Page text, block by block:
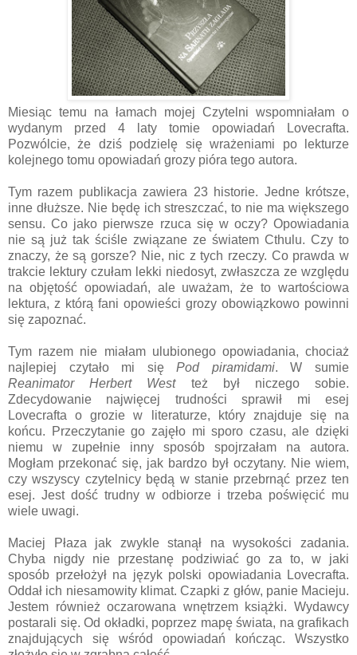
Miesiąc temu na łamach mojej Czytelni wspomniałam o
wydanym przed 4 laty tomie opowiadań Lovecrafta.
Pozwólcie, że dziś podzielę się wrażeniami po lekturze
kolejnego tomu opowiadań grozy pióra tego autora.
Tym razem publikacja zawiera 23 historie. Jedne krótsze,
inne dłuższe. Nie będę ich streszczać, to nie ma większego
sensu. Co jako pierwsze rzuca się w oczy? Opowiadania
nie są już tak ściśle związane ze światem Cthulu. Czy to
znaczy, że są gorsze? Nie, nic z tych rzeczy. Co prawda w
trakcie lektury czułam lekki niedosyt, zwłaszcza ze względu
na objętość opowiadań, ale uważam, że to wartościowa
lektura, z którą fani opowieści grozy obowiązkowo powinni
się zapoznać.
Tym razem nie miałam ulubionego opowiadania, chociaż
najlepiej czytało mi sięPod piramidami. W sumie
Reanimator Herbert West też był niczego sobie.
Zdecydowanie najwięcej trudności sprawił mi esej
Lovecrafta o grozie w literaturze, który znajduje się na
końcu. Przeczytanie go zajęło mi sporo czasu, ale dzięki
niemu w zupełnie inny sposób spojrzałam na autora.
Mogłam przekonać się, jak bardzo był oczytany. Nie wiem,
czy wszyscy czytelnicy będą w stanie przebrnąć przez ten
esej. Jest dość trudny w odbiorze i trzeba poświęcić mu
wiele uwagi.
Maciej Płaza jak zwykle stanął na wysokości zadania.
Chyba nigdy nie przestanę podziwiać go za to, w jaki
sposób przełożył na język polski opowiadania Lovecrafta.
Oddał ich niesamowity klimat. Czapki z głów, panie Macieju.
Jestem również oczarowana wnętrzem książki. Wydawcy
postarali się. Od okładki, poprzez mapę świata, na grafikach
znajdujących się wśród opowiadań kończąc. Wszystko